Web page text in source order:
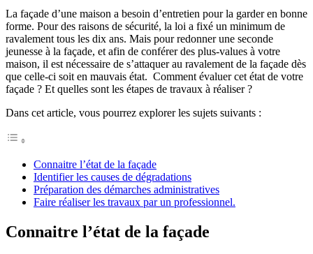
La façade d’une maison a besoin d’entretien pour la garder en bonne
forme. Pour des raisons de sécurité, la loi a fixé un minimum de
ravalement tous les dix ans. Mais pour redonner une seconde
jeunesse à la façade, et afin de conférer des plus-values à votre
maison, il est nécessaire de s’attaquer au ravalement de la façade dès
que celle-ci soit en mauvais état. Comment évaluer cet état de votre
façade ? Et quelles sont les étapes de travaux à réaliser ?
Dans cet article, vous pourrez explorer les sujets suivants :
Connaitre l’état de la façade
Identifier les causes de dégradations
Préparation des démarches administratives
Faire réaliser les travaux par un professionnel.
Connaitre l’état de la façade